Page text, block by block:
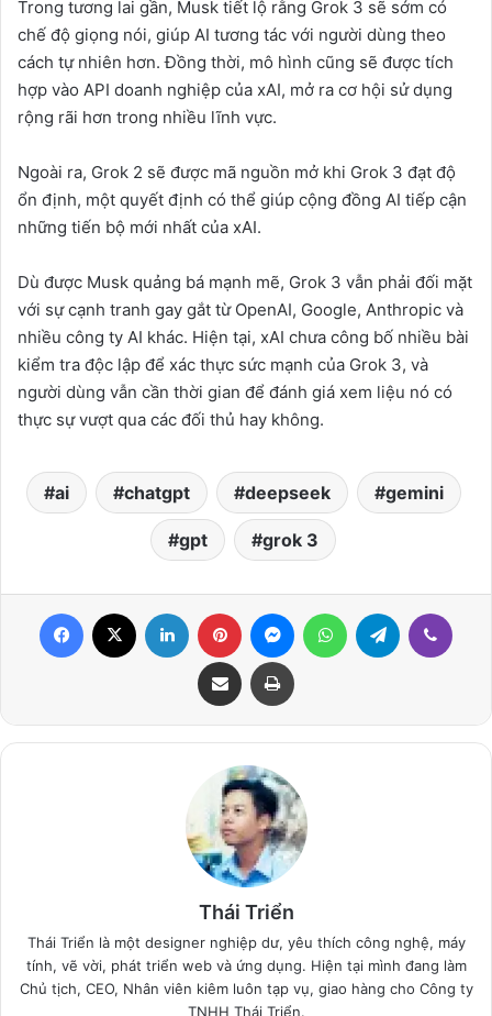
Trong tương lai gần, Musk tiết lộ rằng Grok 3 sẽ sớm có
chế độ giọng nói, giúp AI tương tác với người dùng theo
cách tự nhiên hơn. Đồng thời, mô hình cũng sẽ được tích
hợp vào API doanh nghiệp của xAI, mở ra cơ hội sử dụng
rộng rãi hơn trong nhiều lĩnh vực.
Ngoài ra, Grok 2 sẽ được mã nguồn mở khi Grok 3 đạt độ
ổn định, một quyết định có thể giúp cộng đồng AI tiếp cận
những tiến bộ mới nhất của xAI.
Dù được Musk quảng bá mạnh mẽ, Grok 3 vẫn phải đối mặt
với sự cạnh tranh gay gắt từ OpenAI, Google, Anthropic và
nhiều công ty AI khác. Hiện tại, xAI chưa công bố nhiều bài
kiểm tra độc lập để xác thực sức mạnh của Grok 3, và
người dùng vẫn cần thời gian để đánh giá xem liệu nó có
thực sự vượt qua các đối thủ hay không.
ai chatgpt deepseek gemini
gpt grok 3
Facebook LinkedIn Pinterest MessengerWhatsAppTelegram
Share via Email Print
Thái Triển
Thái Triển là một designer nghiệp dư, yêu thích công nghệ, máy
tính, vẽ vời, phát triển web và ứng dụng. Hiện tại mình đang làm
Chủ tịch, CEO, Nhân viên kiêm luôn tạp vụ, giao hàng cho Công ty
TNHH Thái Triển.